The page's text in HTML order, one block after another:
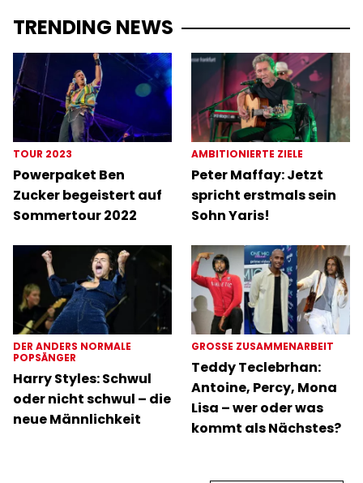
TRENDING NEWS
TOUR 2023
Powerpaket Ben
Zucker begeistert auf
Sommertour 2022
AMBITIONIERTE ZIELE
Peter Maffay: Jetzt
spricht erstmals sein
Sohn Yaris!
DER ANDERS NORMALE
POPSÄNGER
Harry Styles: Schwul
oder nicht schwul – die
neue Männlichkeit
GROSSE ZUSAMMENARBEIT
Teddy Teclebrhan:
Antoine, Percy, Mona
Lisa – wer oder was
kommt als Nächstes?